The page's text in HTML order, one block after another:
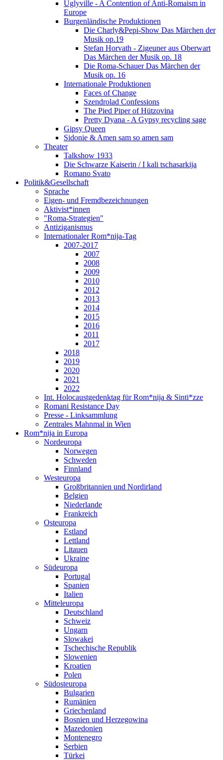
Uglyville - A Contention of Anti-Romaism in
Europe
Burgenländische Produktionen
Die Charly&Pepi-Show Das Märchen der
Musik op.19
Stefan Horvath - Zigeuner aus Oberwart
Das Märchen der Musik op. 18
Die Roma-Schauer Das Märchen der
Musik op. 16
Internationale Produktionen
Faces of Change
Szendrolad Confessions
The Pied Piper of Hützovina
Pretty Dyana - A Gypsy recycling sage
Gipsy Queen
Sidonie & Amen sam so amen sam
Theater
Talkshow 1933
Die Schwarze Kaiserin / I kali tschasarkija
Romano Svato
Politik&Gesellschaft
Sprache
Eigen- und Fremdbezeichnungen
Aktivist*innen
"Roma-Strategien"
Antiziganismus
Internationaler Rom*nija-Tag
2007-2017
2007
2008
2009
2010
2012
2013
2014
2015
2016
2011
2017
2018
2019
2020
2021
2022
Int. Holocaustgedenktag für Rom*nija & Sinti*zze
Romani Resistance Day
Presse - Linksammlung
Zentrales Mahnmal in Wien
Rom*nija in Europa
Nordeuropa
Norwegen
Schweden
Finnland
Westeuropa
Großbritannien und Nordirland
Belgien
Niederlande
Frankreich
Osteuropa
Estland
Lettland
Litauen
Ukraine
Südeuropa
Portugal
Spanien
Italien
Mitteleuropa
Deutschland
Schweiz
Ungarn
Slowakei
Tschechische Republik
Slowenien
Kroatien
Polen
Südosteuropa
Bulgarien
Rumänien
Griechenland
Bosnien und Herzegowina
Mazedonien
Montenegro
Serbien
Türkei